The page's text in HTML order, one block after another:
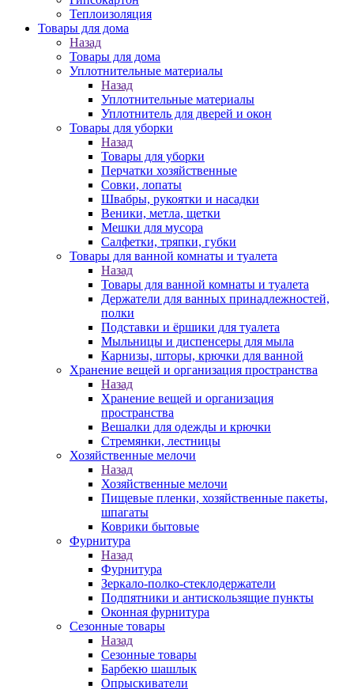
Теплоизоляция
Товары для дома
Назад
Товары для дома
Уплотнительные материалы
Назад
Уплотнительные материалы
Уплотнитель для дверей и окон
Товары для уборки
Назад
Товары для уборки
Перчатки хозяйственные
Совки, лопаты
Швабры, рукоятки и насадки
Веники, метла, щетки
Мешки для мусора
Салфетки, тряпки, губки
Товары для ванной комнаты и туалета
Назад
Товары для ванной комнаты и туалета
Держатели для ванных принадлежностей,
полки
Подставки и ёршики для туалета
Мыльницы и диспенсеры для мыла
Карнизы, шторы, крючки для ванной
Хранение вещей и организация пространства
Назад
Хранение вещей и организация
пространства
Вешалки для одежды и крючки
Стремянки, лестницы
Хозяйственные мелочи
Назад
Хозяйственные мелочи
Пищевые пленки, хозяйственные пакеты,
шпагаты
Коврики бытовые
Фурнитура
Назад
Фурнитура
Зеркало-полко-стеклодержатели
Подпятники и антискользящие пункты
Оконная фурнитура
Сезонные товары
Назад
Сезонные товары
Барбекю шашлык
Опрыскиватели